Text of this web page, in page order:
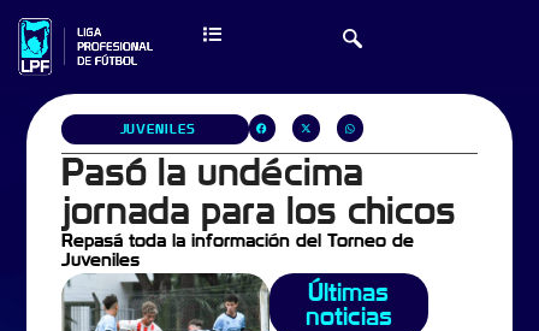
JUVENILES
Pasó la undécima
jornada para los chicos
Repasá toda la información del Torneo de
Juveniles
Últimas
noticias